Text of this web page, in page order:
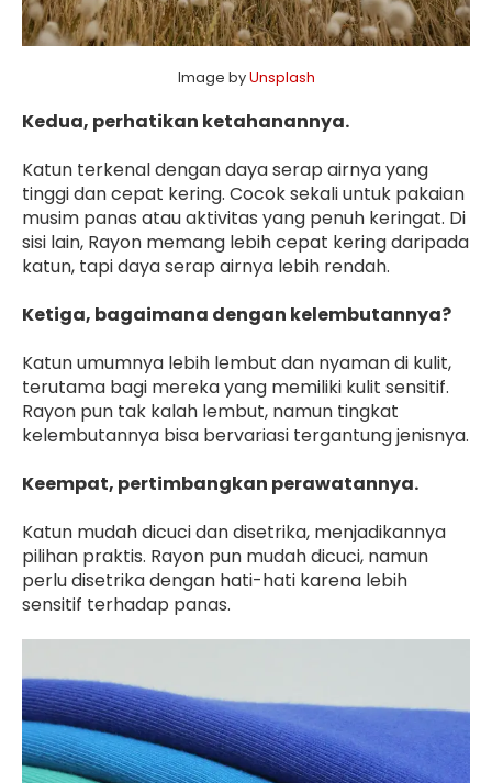
Image byUnsplash
Kedua, perhatikan ketahanannya.
Katun terkenal dengan daya serap airnya yang
tinggi dan cepat kering. Cocok sekali untuk pakaian
musim panas atau aktivitas yang penuh keringat. Di
sisi lain, Rayon memang lebih cepat kering daripada
katun, tapi daya serap airnya lebih rendah.
Ketiga, bagaimana dengan kelembutannya?
Katun umumnya lebih lembut dan nyaman di kulit,
terutama bagi mereka yang memiliki kulit sensitif.
Rayon pun tak kalah lembut, namun tingkat
kelembutannya bisa bervariasi tergantung jenisnya.
Keempat, pertimbangkan perawatannya.
Katun mudah dicuci dan disetrika, menjadikannya
pilihan praktis. Rayon pun mudah dicuci, namun
perlu disetrika dengan hati-hati karena lebih
sensitif terhadap panas.